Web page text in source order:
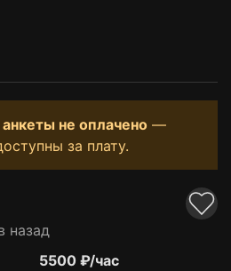
не оплачено —
за плату.
назад
5500 ₽/час